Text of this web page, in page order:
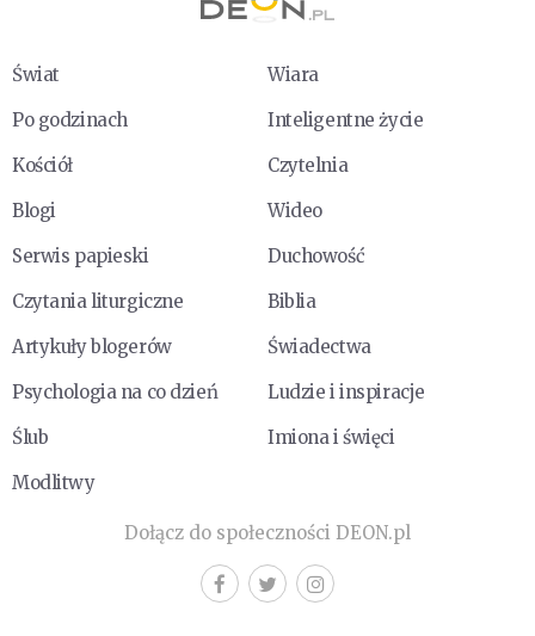
Świat
Wiara
Po godzinach
Inteligentne życie
Kościół
Czytelnia
Blogi
Wideo
Serwis papieski
Duchowość
Czytania liturgiczne
Biblia
Artykuły blogerów
Świadectwa
Psychologia na co dzień
Ludzie i inspiracje
Ślub
Imiona i święci
Modlitwy
Dołącz do społeczności DEON.pl